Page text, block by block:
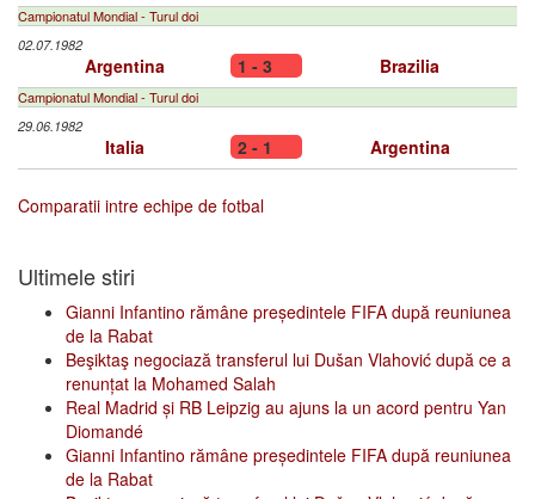
Campionatul Mondial - Turul doi
02.07.1982
Argentina 1 - 3 Brazilia
Campionatul Mondial - Turul doi
29.06.1982
Italia 2 - 1 Argentina
Comparatii intre echipe de fotbal
Ultimele stiri
Gianni Infantino rămâne președintele FIFA după reuniunea
de la Rabat
Beşiktaş negociază transferul lui Dušan Vlahović după ce a
renunțat la Mohamed Salah
Real Madrid și RB Leipzig au ajuns la un acord pentru Yan
Diomandé
Gianni Infantino rămâne președintele FIFA după reuniunea
de la Rabat